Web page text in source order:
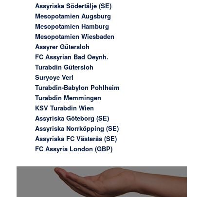
Assyriska Södertälje (SE)
Mesopotamien Augsburg
Mesopotamien Hamburg
Mesopotamien Wiesbaden
Assyrer Gütersloh
FC Assyrian Bad Oeynh.
Turabdin Gütersloh
Suryoye Verl
Turabdin-Babylon Pohlheim
Turabdin Memmingen
KSV Turabdin Wien
Assyriska Göteborg (SE)
Assyriska Norrköpping (SE)
Assyriska FC Västerås (SE)
FC Assyria London (GBP)